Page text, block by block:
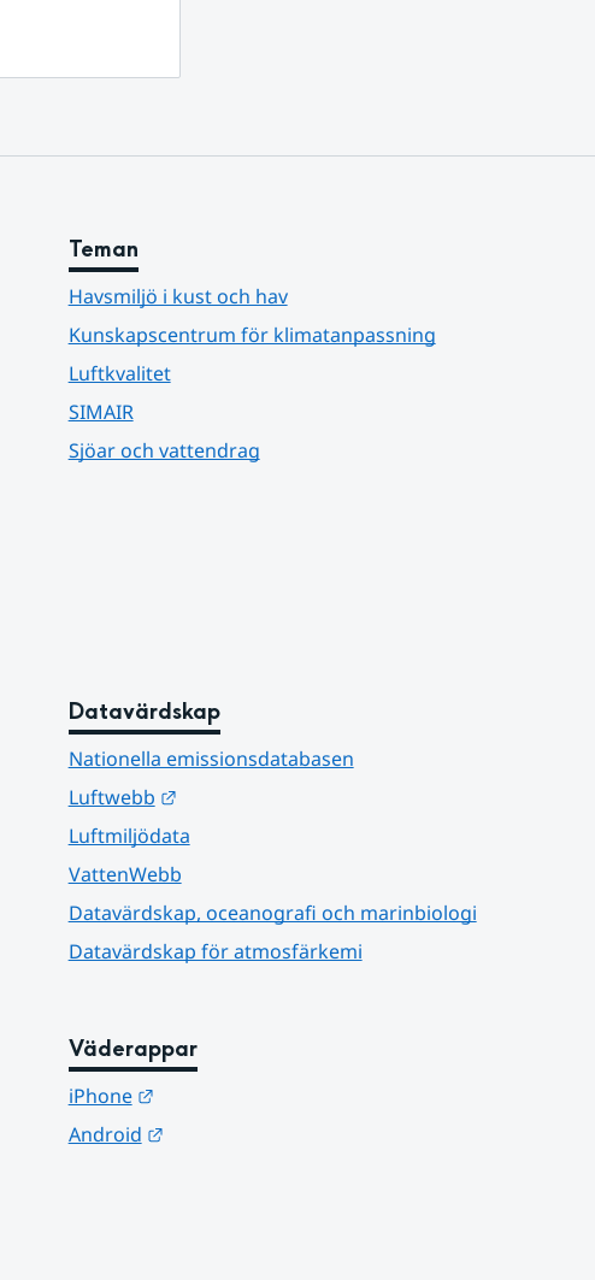
Teman
Havsmiljö i kust och hav
Kunskapscentrum för klimatanpassning
Luftkvalitet
SIMAIR
Sjöar och vattendrag
Datavärdskap
Nationella emissionsdatabasen
Luftwebb
Länk till annan webbplats.
Luftmiljödata
VattenWebb
Datavärdskap, oceanografi och marinbiologi
Datavärdskap för atmosfärkemi
Väderappar
iPhone
Länk till annan webbplats.
Android
Länk till annan webbplats.